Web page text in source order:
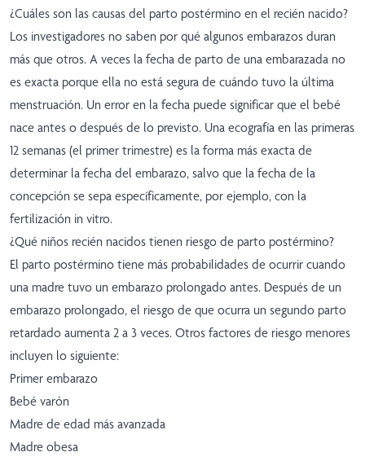
¿Cuáles son las causas del parto postérmino en el recién nacido?
Los investigadores no saben por qué algunos embarazos duran
más que otros. A veces la fecha de parto de una embarazada no
es exacta porque ella no está segura de cuándo tuvo la última
menstruación. Un error en la fecha puede significar que el bebé
nace antes o después de lo previsto. Una ecografía en las primeras
12 semanas (el primer trimestre) es la forma más exacta de
determinar la fecha del embarazo, salvo que la fecha de la
concepción se sepa específicamente, por ejemplo, con la
fertilización in vitro.
¿Qué niños recién nacidos tienen riesgo de parto postérmino?
El parto postérmino tiene más probabilidades de ocurrir cuando
una madre tuvo un embarazo prolongado antes. Después de un
embarazo prolongado, el riesgo de que ocurra un segundo parto
retardado aumenta 2 a 3 veces. Otros factores de riesgo menores
incluyen lo siguiente:
Primer embarazo
Bebé varón
Madre de edad más avanzada
Madre obesa